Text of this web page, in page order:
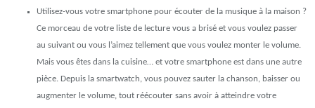
Utilisez-vous votre smartphone pour écouter de la musique à la maison ?
Ce morceau de votre liste de lecture vous a brisé et vous voulez passer
au suivant ou vous l’aimez tellement que vous voulez monter le volume.
Mais vous êtes dans la cuisine… et votre smartphone est dans une autre
pièce. Depuis la smartwatch, vous pouvez sauter la chanson, baisser ou
augmenter le volume, tout réécouter sans avoir à atteindre votre